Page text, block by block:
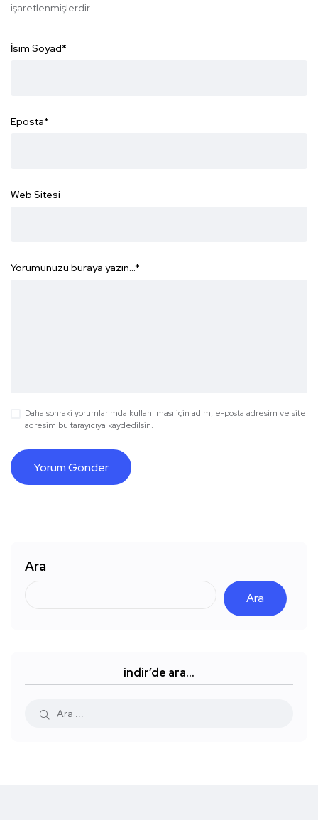
işaretlenmişlerdir
İsim Soyad*
Eposta*
Web Sitesi
Yorumunuzu buraya yazın...*
Daha sonraki yorumlarımda kullanılması için adım, e-posta adresim ve site
adresim bu tarayıcıya kaydedilsin.
Ara
Ara
indir’de ara…